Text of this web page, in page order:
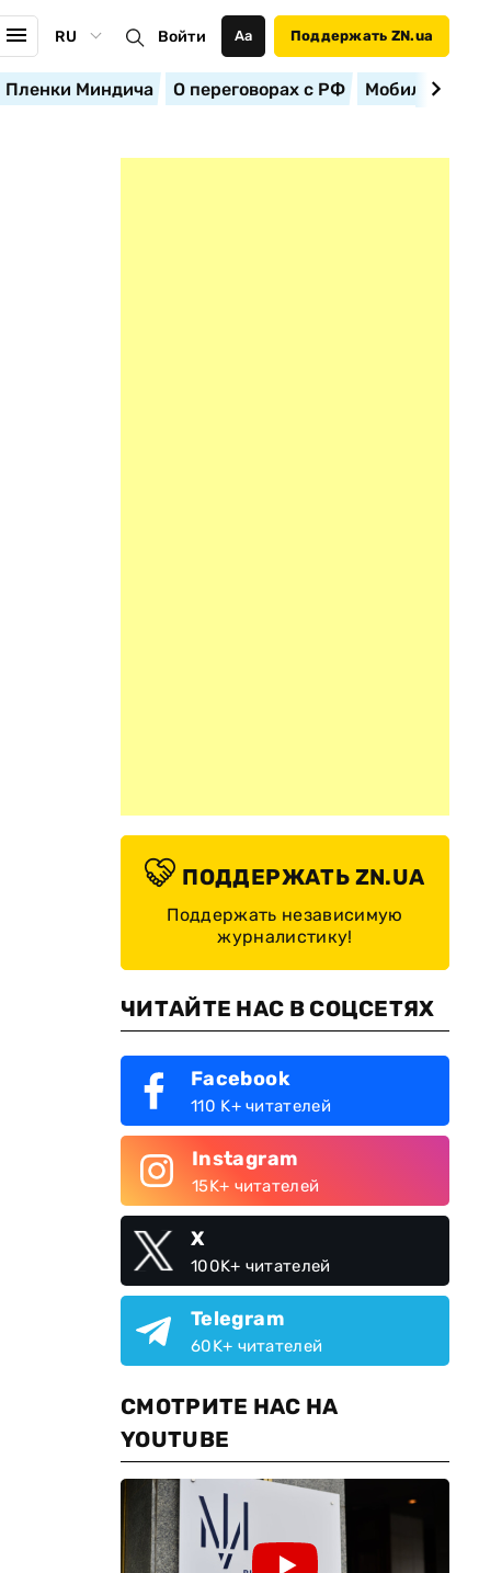
RU Войти Аа Поддержать ZN.ua
Пленки Миндича О переговорах с РФ
ПОДДЕРЖАТЬ ZN.UA
Поддержать независимую
журналистику!
ЧИТАЙТЕ НАС В СОЦСЕТЯХ
Facebook
110 K+ читателей
Instagram
15K+ читателей
X
100K+ читателей
Telegram
60K+ читателей
СМОТРИТЕ НАС НА
YOUTUBE